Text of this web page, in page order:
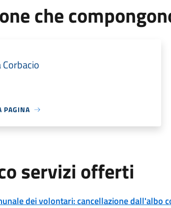
che
PAGINA
servizi offerti
dei volontari: cancellazione dall'albo